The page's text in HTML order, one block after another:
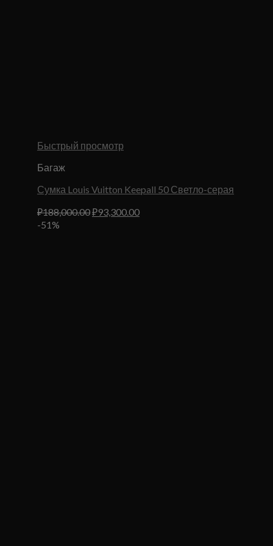
Быстрый просмотр
Багаж
Сумка Louis Vuitton Keepall 50 Светло-серая
₽188,000.00Первоначальная
₽93,300.00Текущая
-51%